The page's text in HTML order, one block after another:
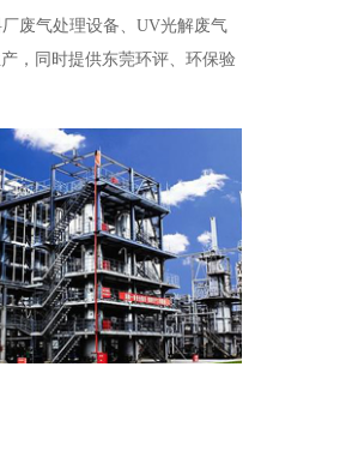
废气处理设备、UV光解废气
，同时提供东莞环评、环保验